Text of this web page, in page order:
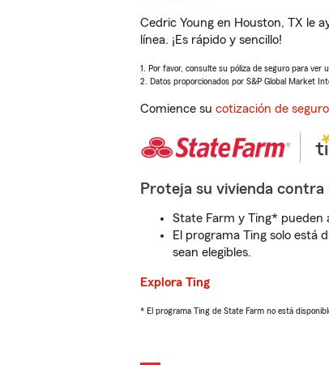
Cedric Young en Houston, TX le
línea. ¡Es rápido y sencillo!
1. Por favor, consulte su póliza de seguro para ver
2. Datos proporcionados por S&P Global Market
Comience su cotización de
Proteja su vivienda
State Farm y Ting* pueden
El programa Ting solo está
sean elegibles.
Explora Ting
* El programa Ting de State Farm no está